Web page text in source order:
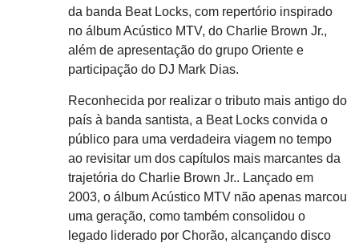
da banda Beat Locks, com repertório inspirado
no álbum Acústico MTV, do Charlie Brown Jr.,
além de apresentação do grupo Oriente e
participação do DJ Mark Dias.
Reconhecida por realizar o tributo mais antigo do
país à banda santista, a Beat Locks convida o
público para uma verdadeira viagem no tempo
ao revisitar um dos capítulos mais marcantes da
trajetória do Charlie Brown Jr.. Lançado em
2003, o álbum Acústico MTV não apenas marcou
uma geração, como também consolidou o
legado liderado por Chorão, alcançando disco